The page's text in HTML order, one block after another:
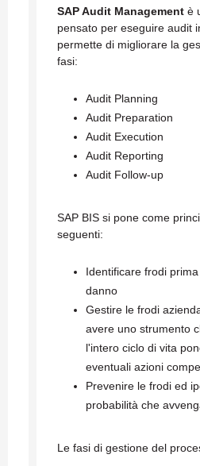
SAP Audit Management è
pensato per eseguire audit
permette di migliorare la
fasi:
Audit Planning
Audit Preparation
Audit Execution
Audit Reporting
Audit Follow-up
SAP BIS si pone come
seguenti:
Identificare frodi
danno
Gestire le frodi
avere uno strumento
l'intero ciclo di vita
eventuali azioni
Prevenire le frodi ed
probabilità che
Le fasi di gestione del